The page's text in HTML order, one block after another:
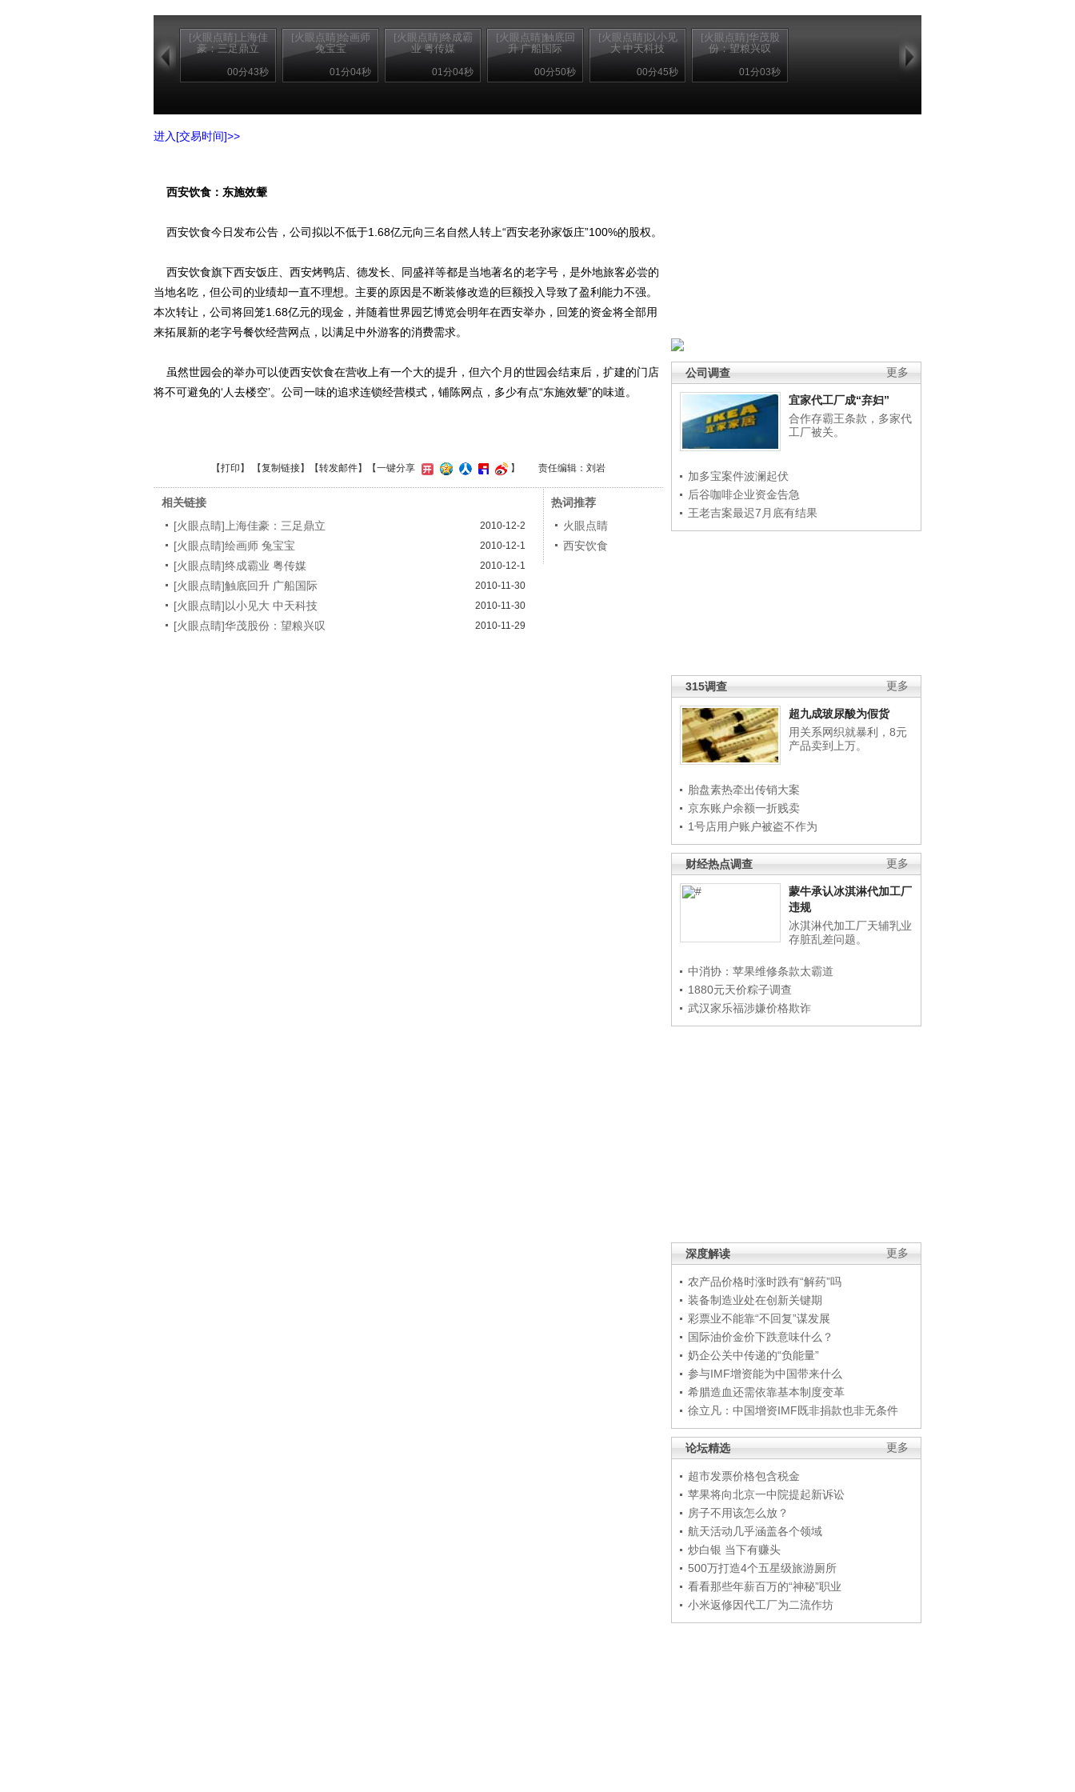
[火眼点睛]上海佳
豪：三足鼎立
00分43秒
[火眼点睛]绘画师
兔宝宝
01分04秒
[火眼点睛]终成霸
业 粤传媒
01分04秒
[火眼点睛]触底回
升 广船国际
00分50秒
[火眼点睛]以小见
大 中天科技
00分45秒
[火眼点睛]华茂股
份：望粮兴叹
01分03秒
更多
公司调查
宜家代工厂成“弃妇”
合作存霸王条款，多家代
工厂被关。
加多宝案件波澜起伏
后谷咖啡企业资金告急
王老吉案最迟7月底有结果
更多
315调查
超九成玻尿酸为假货
用关系网织就暴利，8元
产品卖到上万。
胎盘素热牵出传销大案
京东账户余额一折贱卖
1号店用户账户被盗不作为
更多
财经热点调查
蒙牛承认冰淇淋代加工厂
违规
冰淇淋代加工厂天辅乳业
存脏乱差问题。
中消协：苹果维修条款太霸道
1880元天价粽子调查
武汉家乐福涉嫌价格欺诈
更多
深度解读
农产品价格时涨时跌有“解药”吗
装备制造业处在创新关键期
彩票业不能靠“不回复”谋发展
国际油价金价下跌意味什么？
奶企公关中传递的“负能量”
参与IMF增资能为中国带来什么
希腊造血还需依靠基本制度变革
徐立凡：中国增资IMF既非捐款也非无条件
更多
论坛精选
超市发票价格包含税金
苹果将向北京一中院提起新诉讼
房子不用该怎么放？
航天活动几乎涵盖各个领域
炒白银 当下有赚头
500万打造4个五星级旅游厕所
看看那些年薪百万的“神秘”职业
小米返修因代工厂为二流作坊
进入[交易时间]>>
西安饮食：东施效颦
西安饮食今日发布公告，公司拟以不低于1.68亿元向三名自然人转上“西安老孙家饭庄”100%的股权。
西安饮食旗下西安饭庄、西安烤鸭店、德发长、同盛祥等都是当地著名的老字号，是外地旅客必尝的
当地名吃，但公司的业绩却一直不理想。主要的原因是不断装修改造的巨额投入导致了盈利能力不强。
本次转让，公司将回笼1.68亿元的现金，并随着世界园艺博览会明年在西安举办，回笼的资金将全部用
来拓展新的老字号餐饮经营网点，以满足中外游客的消费需求。
虽然世园会的举办可以使西安饮食在营收上有一个大的提升，但六个月的世园会结束后，扩建的门店
将不可避免的‘人去楼空’。公司一味的追求连锁经营模式，铺陈网点，多少有点“东施效颦”的味道。
【打印 】 【复制链接】【转发邮件】 【一键分享 】 责任编辑：刘岩
相关链接
[火眼点睛]上海佳豪：三足鼎立
2010-12-2
[火眼点睛]绘画师 兔宝宝 2010-12-1
[火眼点睛]终成霸业 粤传媒 2010-12-1
[火眼点睛]触底回升 广船国际 2010-11-30
[火眼点睛]以小见大 中天科技 2010-11-30
[火眼点睛]华茂股份：望粮兴叹 2010-11-29
热词推荐
火眼点睛
西安饮食